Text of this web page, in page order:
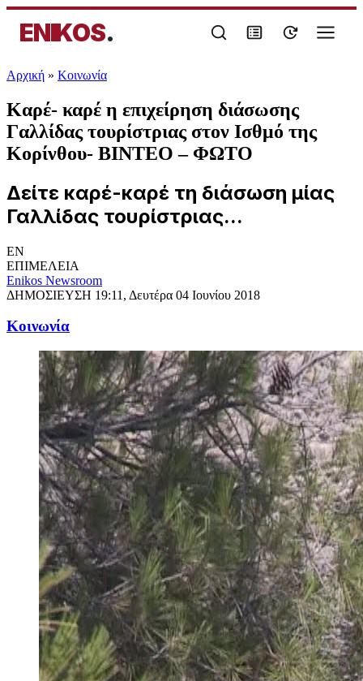
ENIKOS.
Αρχική » Κοινωνία
Καρέ- καρέ η επιχείρηση διάσωσης
Γαλλίδας τουρίστριας στον Ισθμό της
Κορίνθου- ΒΙΝΤΕΟ – ΦΩΤΟ
Δείτε καρέ-καρέ τη διάσωση μίας
Γαλλίδας τουρίστριας...
EN
ΕΠΙΜΕΛΕΙΑ
Enikos Newsroom
ΔΗΜΟΣΙΕΥΣΗ 19:11, Δευτέρα 04 Ιουνίου 2018
Κοινωνία